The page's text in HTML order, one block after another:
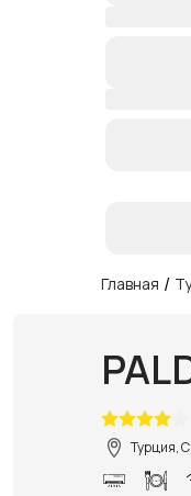
Главная /
Турция,